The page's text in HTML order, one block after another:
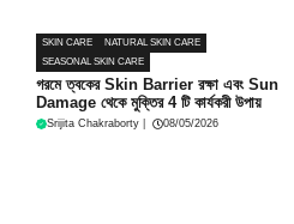
SKIN CARE
NATURAL SKIN CARE
SEASONAL SKIN CARE
গরমে ত্বকের Skin Barrier রক্ষা এবং Sun
Damage থেকে মুক্তির 4 টি কার্যকরী উপায়
Srijita Chakraborty 08/05/2026